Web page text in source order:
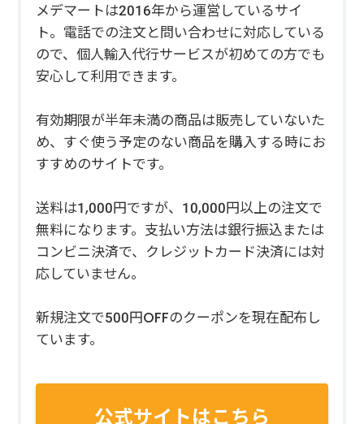
メデマートは2016年から運営しているサイ
ト。電話での注文と問い合わせに対応している
ので、個人輸入代行サービスが初めての方でも
安心して利用できます。
有効期限が半年未満の商品は販売していないた
め、すぐ使う予定のない商品を購入する時にお
すすめのサイトです。
送料は1,000円ですが、10,000円以上の注文で
無料になります。支払い方法は銀行振込または
コンビニ決済で、クレジットカード決済には対
応していません。
新規注文で500円OFFのクーポンを現在配布し
ています。
公式サイトはこちら